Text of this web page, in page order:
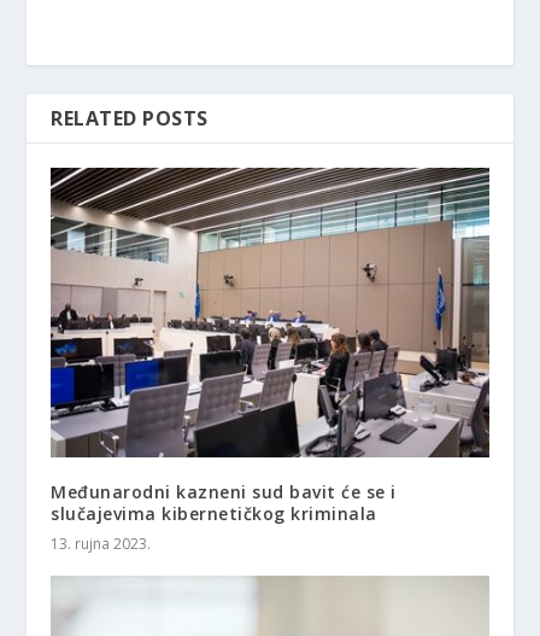
RELATED POSTS
Međunarodni kazneni sud bavit će se i
slučajevima kibernetičkog kriminala
13. rujna 2023.